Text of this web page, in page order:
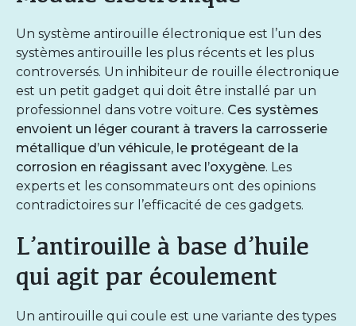
Un système antirouille électronique est l’un des
systèmes antirouille les plus récents et les plus
controversés. Un inhibiteur de rouille électronique
est un petit gadget qui doit être installé par un
professionnel dans votre voiture. Ces systèmes
envoient un léger courant à travers la carrosserie
métallique d’un véhicule, le protégeant de la
corrosion en réagissant avec l’oxygène. Les
experts et les consommateurs ont des opinions
contradictoires sur l’efficacité de ces gadgets.
L’antirouille à base d’huile
qui agit par écoulement
Un antirouille qui coule est une variante des types